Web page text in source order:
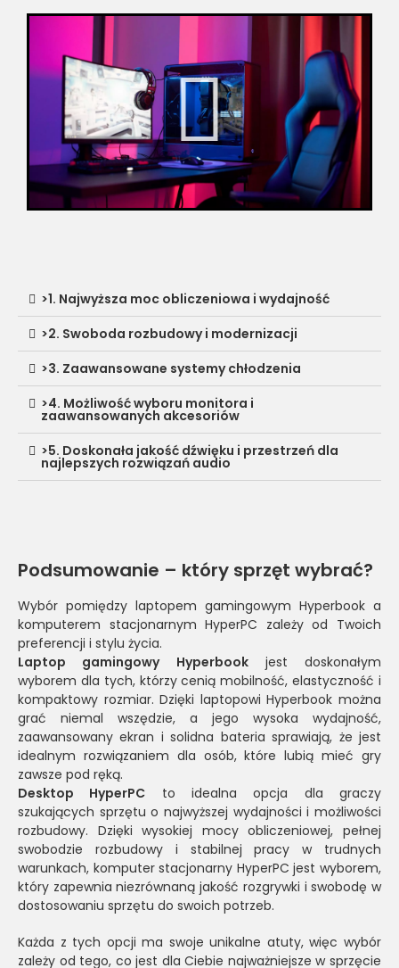
>1. Najwyższa moc obliczeniowa i wydajność
>2. Swoboda rozbudowy i modernizacji
>3. Zaawansowane systemy chłodzenia
>4. Możliwość wyboru monitora i
zaawansowanych akcesoriów
>5. Doskonała jakość dźwięku i przestrzeń dla
najlepszych rozwiązań audio
Podsumowanie – który sprzęt wybrać?
Wybór pomiędzy laptopem gamingowym Hyperbook a
komputerem stacjonarnym HyperPC zależy od Twoich
preferencji i stylu życia.
Laptop gamingowy Hyperbookjest doskonałym
wyborem dla tych, którzy cenią mobilność, elastyczność i
kompaktowy rozmiar. Dzięki laptopowi Hyperbook można
grać niemal wszędzie, a jego wysoka wydajność,
zaawansowany ekran i solidna bateria sprawiają, że jest
idealnym rozwiązaniem dla osób, które lubią mieć gry
zawsze pod ręką.
Desktop HyperPC to idealna opcja dla graczy
szukających sprzętu o najwyższej wydajności i możliwości
rozbudowy. Dzięki wysokiej mocy obliczeniowej, pełnej
swobodzie rozbudowy i stabilnej pracy w trudnych
warunkach, komputer stacjonarny HyperPC jest wyborem,
który zapewnia niezrównaną jakość rozgrywki i swobodę w
dostosowaniu sprzętu do swoich potrzeb.
Każda z tych opcji ma swoje unikalne atuty, więc wybór
zależy od tego, co jest dla Ciebie najważniejsze w sprzęcie